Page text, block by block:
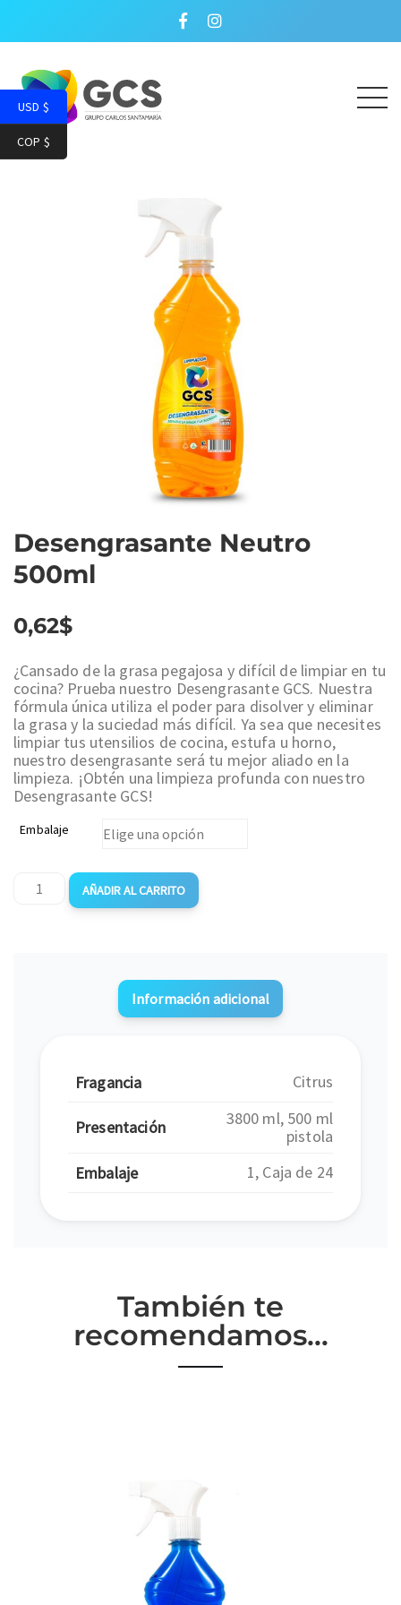
Desengrasante Neutro
500ml
0,62$
¿Cansado de la grasa pegajosa y difícil de limpiar en tu
cocina? Prueba nuestro Desengrasante GCS. Nuestra
fórmula única utiliza el poder para disolver y eliminar
la grasa y la suciedad más difícil. Ya sea que necesites
limpiar tus utensilios de cocina, estufa u horno,
nuestro desengrasante será tu mejor aliado en la
limpieza. ¡Obtén una limpieza profunda con nuestro
Desengrasante GCS!
Embalaje
AÑADIR AL CARRITO
Información adicional
Fragancia Citrus
Presentación
3800 ml, 500 ml
pistola
Embalaje
1, Caja de 24
También te
recomendamos…
USD $
COP $